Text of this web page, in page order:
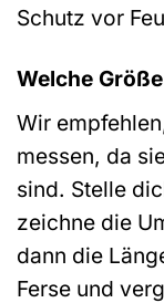
Schutz vor
Welche
Wir
messen, da
sind. Stelle
zeichne die
dann die
Ferse und